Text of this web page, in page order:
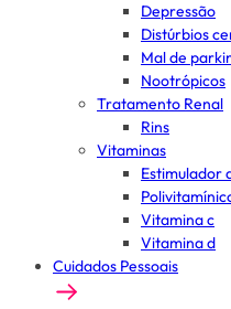
Depressão
Distúrbios
Mal de
Nootrópicos
Tratamento Renal
Rins
Vitaminas
Estimulador
Vitamina c
Vitamina d
Cuidados Pessoais